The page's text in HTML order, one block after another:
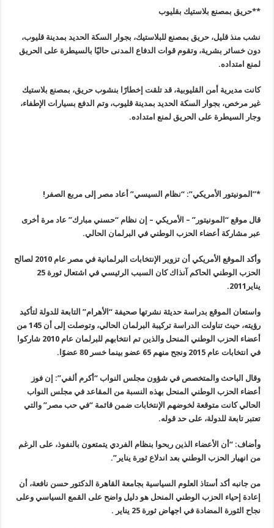
**حريق بمصنع بلاستيك بقليوب
نشب منذ قليل، حريق بمصنع للبلاستيك، بجوار السكة الحديد بمدينة قليوب،
دون خسائر بشرية، وتقوم قوات الدفاع المدنى حاليًا بالسيطرة على الحريق
لمنع امتداده.
كانت مديرية أمن القليوبية، قد تلقت إخطارًا بنشوب حريق، بمصنع بلاستيك
غير مرخص، بجوار السكة الحديد بمدينة قليوب، وتم الدفع بسيارات الإطفاء،
وجار السيطرة على الحريق لمنع امتداده.
*”المونيتور الأمريكي”: “نظام السيسي” أعاد مصر إلى مربع الصفر !
قال موقع “المونيتور” – الأمريكي – إن نظام “حسني مبارك” عاد مرة أخرى
عبر مشاركة أعضاء الحزب الوطني في البرلمان الحالي.
وأكد الموقع الأمريكي أن تزوير الإنتخابات البرلمانية في مصر عام 2010 لصالح
الحزب الوطني الحاكم آنذاك كان السبب الرئيسي في اشتعال ثورة 25
يناير2011
.
واستعان الموقع بدراسة حديثة نشرتها صحيفة “الأهرام” التابعة للدولة لتأكيد
رؤيته، حيث تناولت الدراسة تركيبة البرلمان الحالي، وتوصلت إلى أن 145 من
أعضاء الحزب الوطني المنحل والذين تم انتخابهم للبرلمان عام 2010 شاركوا
في انتخابات عام 2015 ونجح منهم 65 عضو بينما خسر
80 عضوًا .
وقال الباحث والمتخصص في شؤون مجلس النواب “أكرم ألفي”: إن فوز
أعضاء الحزب الوطني المنحل بهذه النسبة من المقاعد في مجلس النواب
الحالي كانت متوقعة لخوضهم الإنتخابات ضمن قائمة “في حب مصر” والتي
تعتبر تابعة للدولة، على حد قوله.
وأضاف: “أن الأعضاء الذين ربحوا بنظام الفردي يتمتعون بالنفوذ، على الرغم
من انهيار الحزب الوطني بعد اندلاع ثورة يناير”.
من جانبه أكد أستاذ العلوم السياسية بجامعة القاهرة الدكتور حسن نافعة، أن
إعادة إحياء الحزب الوطني المنحل هو دليل واضح على القمع السياسي وعلى
نجاح الثورة المضادة في اجهاض ثورة 25 يناير
.